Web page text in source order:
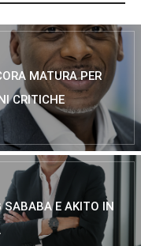
MATURA PER
CRITICHE
SABABA E AKITO IN